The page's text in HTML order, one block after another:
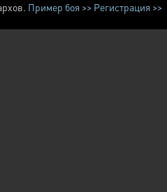
Пример боя >> Регистрация >>